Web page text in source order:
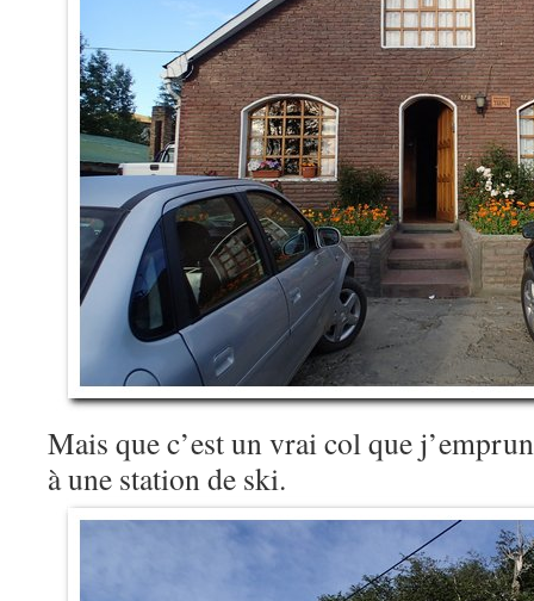
Mais que c’est un vrai col que
à une station de ski.